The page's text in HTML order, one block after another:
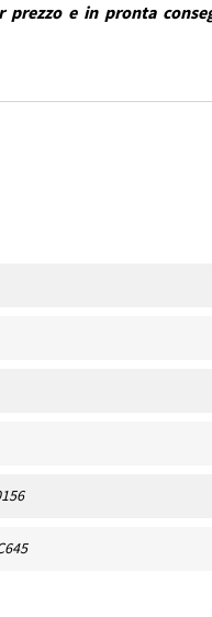
e in pronta